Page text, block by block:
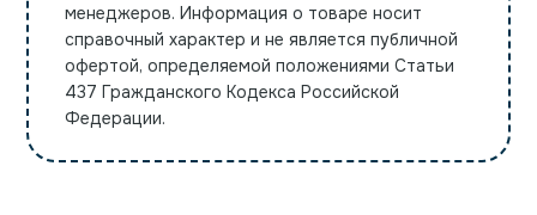
менеджеров. Информация о товаре носит
справочный характер и не является публичной
офертой, определяемой положениями Статьи
437 Гражданского Кодекса Российской
Федерации.